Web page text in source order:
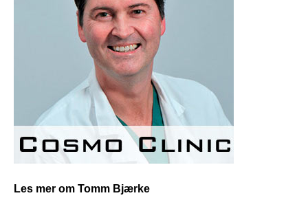
Les mer om Tomm Bjærke